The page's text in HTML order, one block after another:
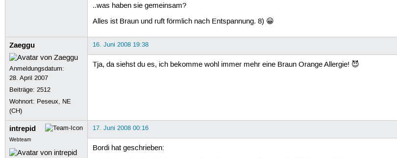
..was haben sie gemeinsam?
Alles ist Braun und ruft förmlich nach Entspannung. 8) 😀
Zaeggu
Anmeldungsdatum:
28. April 2007
Beiträge:2512
Wohnort: Peseux, NE
(CH)
16. Juni 2008 19:38
Tja, da siehst du es, ich bekomme wohl immer mehr eine Braun Orange Allergie! 😈
intrepid
Webteam
17. Juni 2008 00:16
Bordi hat geschrieben: